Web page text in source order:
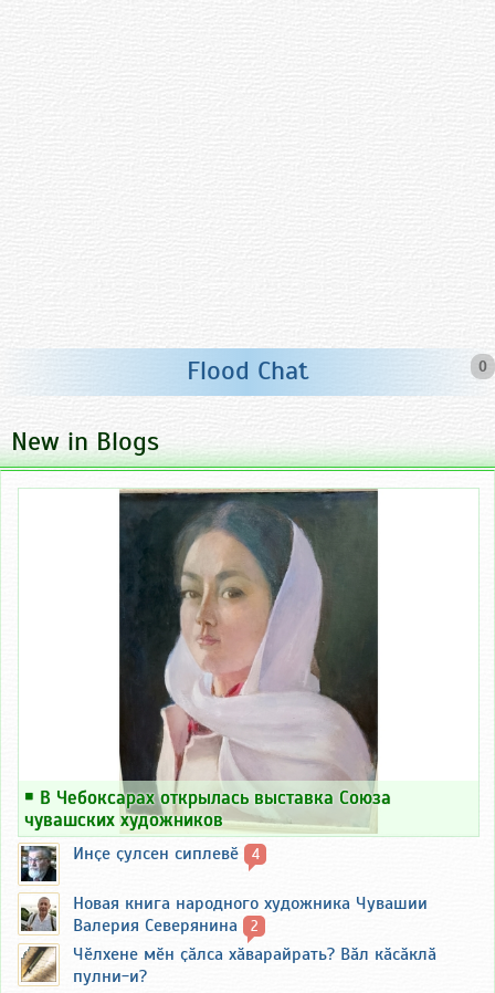
0
Flood Chat
New in Blogs
￭ В Чебоксарах открылась выставка Союза
чувашских художников
Инҫе ҫулсен сиплевӗ 4
Новая книга народного художника Чувашии
Валерия Северянина
2
Чӗлхене мӗн ҫӑлса хӑварайрать? Вӑл кӑсӑклӑ
пулни-и?